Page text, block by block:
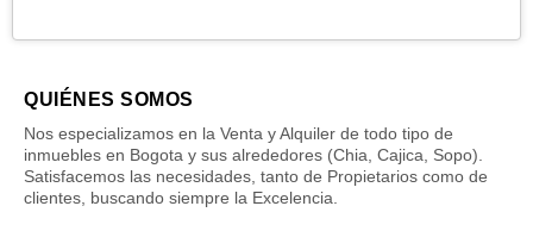
QUIÉNES SOMOS
Nos especializamos en la Venta y Alquiler de todo tipo de
inmuebles en Bogota y sus alrededores (Chia, Cajica, Sopo).
Satisfacemos las necesidades, tanto de Propietarios como de
clientes, buscando siempre la Excelencia.